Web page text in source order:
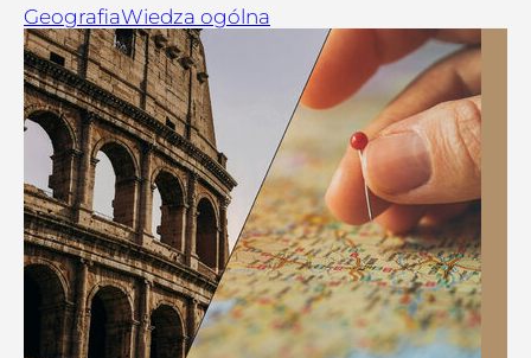
GeografiaWiedza ogólna